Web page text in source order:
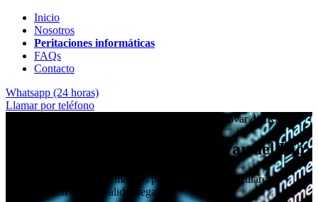
Inicio
Nosotros
Peritaciones informáticas
FAQs
Contacto
Whatsapp (24 horas)
Llamar por teléfono
Almodóvar del Río
Perito informático en Almodóvar del Río
Informes periciales informáticos para empresas, particulares y
abogados con toda la validez legal.